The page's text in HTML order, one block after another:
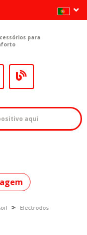
para
Electrodos